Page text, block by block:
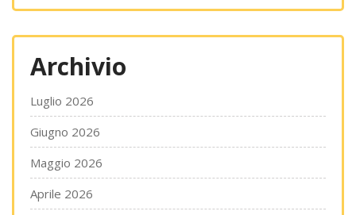
Archivio
Luglio 2026
Giugno 2026
Maggio 2026
Aprile 2026